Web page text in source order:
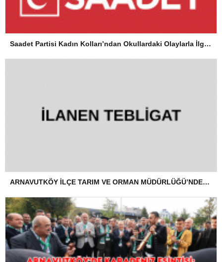
Saadet Partisi Kadın Kolları’ndan Okullardaki Olaylarla İlgili Basın Açıklaması
ARNAVUTKÖY İLÇE TARIM VE ORMAN MÜDÜRLÜĞÜ’NDEN İLANEN TEBLİGAT